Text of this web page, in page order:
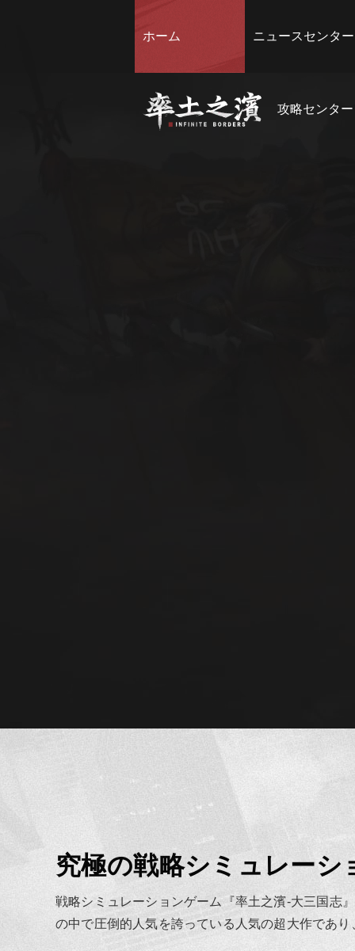
ホーム ニュースセンター
攻略センター
究極の戦略シミュレーシ
戦略シミュレーションゲーム『率土之濱-大三国志
の中で圧倒的人気を誇っている人気の超大作であ